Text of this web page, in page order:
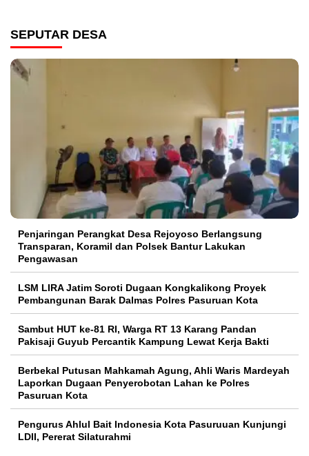
SEPUTAR DESA
Penjaringan Perangkat Desa Rejoyoso Berlangsung
Transparan, Koramil dan Polsek Bantur Lakukan
Pengawasan
LSM LIRA Jatim Soroti Dugaan Kongkalikong Proyek
Pembangunan Barak Dalmas Polres Pasuruan Kota
Sambut HUT ke-81 RI, Warga RT 13 Karang Pandan
Pakisaji Guyub Percantik Kampung Lewat Kerja Bakti
Berbekal Putusan Mahkamah Agung, Ahli Waris Mardeyah
Laporkan Dugaan Penyerobotan Lahan ke Polres
Pasuruan Kota
Pengurus Ahlul Bait Indonesia Kota Pasuruuan Kunjungi
LDII, Pererat Silaturahmi